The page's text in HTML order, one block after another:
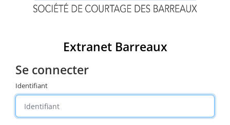
Extranet Barreaux
Se connecter
Identifiant